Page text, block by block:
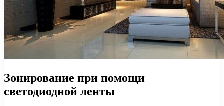
Зонирование при помощи
светодиодной ленты